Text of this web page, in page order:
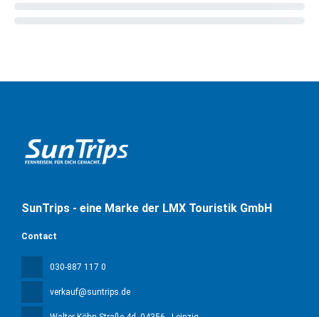
SunTrips - eine Marke der LMX Touristik GmbH
Contact
030-887 117 0
verkauf@suntrips.de